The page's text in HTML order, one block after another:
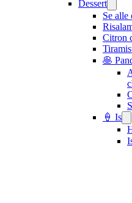
Dessert
Se alle
Citron
🥞
🍦 Is